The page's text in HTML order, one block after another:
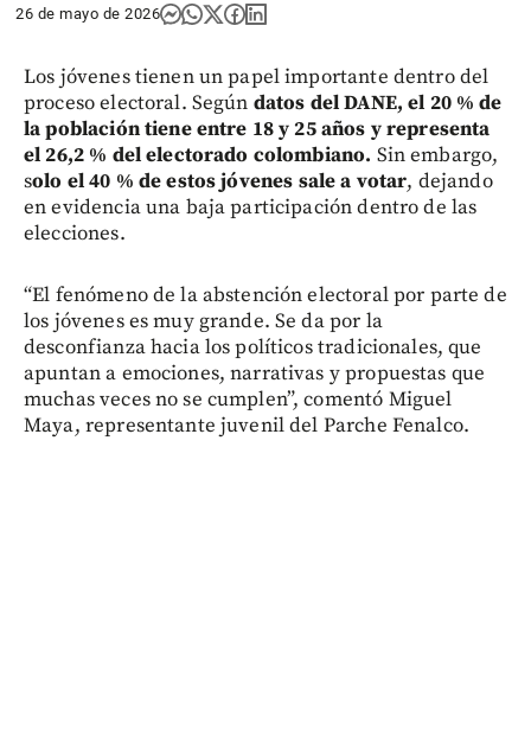
26 de mayo de 2026
Los jóvenes tienen un papel importante dentro del
proceso electoral. Según datos del DANE, el 20 % de
la población tiene entre 18 y 25 años y representa
el 26,2 % del electorado colombiano. Sin embargo,
solo el 40 % de estos jóvenes sale a votar, dejando
en evidencia una baja participación dentro de las
elecciones.
“El fenómeno de la abstención electoral por parte de
los jóvenes es muy grande. Se da por la
desconfianza hacia los políticos tradicionales, que
apuntan a emociones, narrativas y propuestas que
muchas veces no se cumplen”, comentó Miguel
Maya, representante juvenil del Parche Fenalco.